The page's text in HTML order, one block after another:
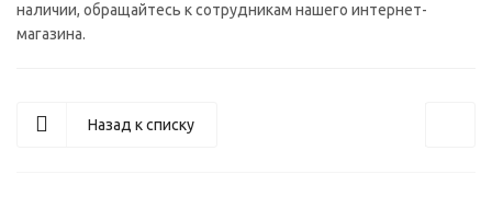
наличии, обращайтесь к сотрудникам нашего интернет-
магазина.
Назад к списку